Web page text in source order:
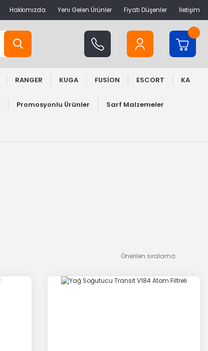
Hakkımızda Yeni Gelen Ürünler Fiyatı Düşenler İletişim
RANGER KUGA FUSİON ESCORT KA
Promosyonlu Ürünler Sarf Malzemeler